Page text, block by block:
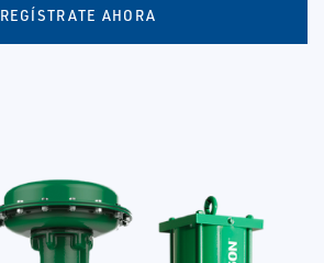
REGÍSTRATE AHORA